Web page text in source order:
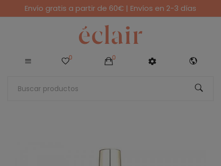
Envío gratis a partir de 60€ | Envíos en 2-3 días
0 0